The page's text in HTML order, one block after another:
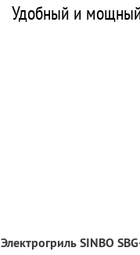
Удобный и мощный
Электрогриль SINBO